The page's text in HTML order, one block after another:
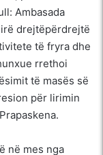
Ambasada
drejtëpërdrejtë
të fryra dhe
rrethoi
të masës së
për lirimin
në mes nga